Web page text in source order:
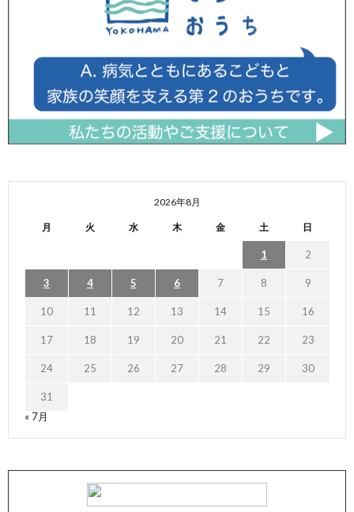
2026年8月
月 火 水 木 金 土 日
1 2
3 4 5 6 7 8 9
10 11 12 13 14 15 16
17 18 19 20 21 22 23
24 25 26 27 28 29 30
31
« 7月